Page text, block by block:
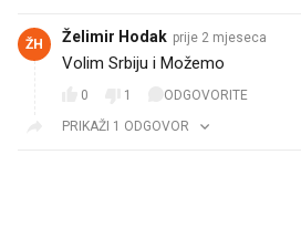
ŽH Želimir Hodak prije 2 mjeseca
Volim Srbiju i Možemo
0 1
ODGOVORITE
PRIKAŽI 1 ODGOVOR